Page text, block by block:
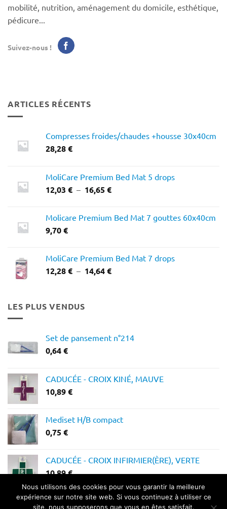
mobilité, nutrition, aménagement du domicile, esthétique,
pédicure...
Suivez-nous !
ARTICLES RÉCENTS
Compresses froides/chaudes +housse 30x40cm
28,28€
MoliCare Premium Bed Mat 5 drops
12,03 € – 16,65€Plage
12,03 €
Molicare Premium Bed Mat 7 gouttes 60x40cm
9,70€
MoliCare Premium Bed Mat 7 drops
12,28€ – 14,64€Plage
LES PLUS VENDUS
Set de pansement n°214
0,64€
CADUCÉE - CROIX KINÉ, MAUVE
10,89€
Mediset H/B compact
0,75€
CADUCÉE - CROIX INFIRMIER(ÈRE), VERTE
10,89€
Nous utilisons des cookies pour vous garantir la meilleure
expérience sur notre site web. Si vous continuez à utiliser ce
site, nous supposerons que vous en êtes satisfait.